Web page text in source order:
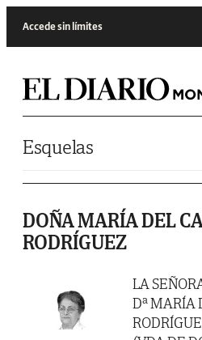
Accede sin límites
Esquelas
DOÑA MARÍA DEL
RODRÍGUEZ
LA
Dª MARÍA